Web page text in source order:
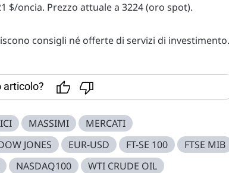
$/oncia. Prezzo attuale a 3224 (oro spot).
consigli né offerte di servizi di investimento.
articolo?
MASSIMI MERCATI
JONES EUR-USD FT-SE 100
FTSE MIB
NASDAQ100 WTI CRUDE OIL